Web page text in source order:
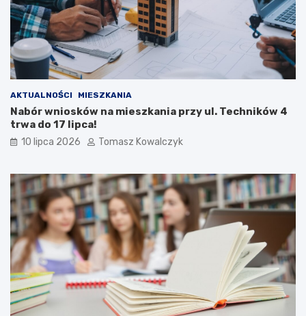
AKTUALNOŚCI MIESZKANIA
Nabór wniosków na mieszkania przy ul. Techników 4
trwa do 17 lipca!
10 lipca 2026 Tomasz Kowalczyk